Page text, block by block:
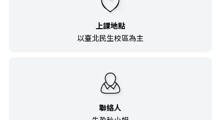
上課地點
以臺北民生校區為主
聯絡人